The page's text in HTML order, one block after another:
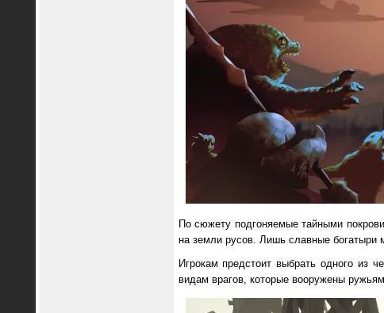
По сюжету подгоняемые тайными
на земли русов. Лишь славные богатыри
Игрокам предстоит выбрать одного из
видам врагов, которые вооружены